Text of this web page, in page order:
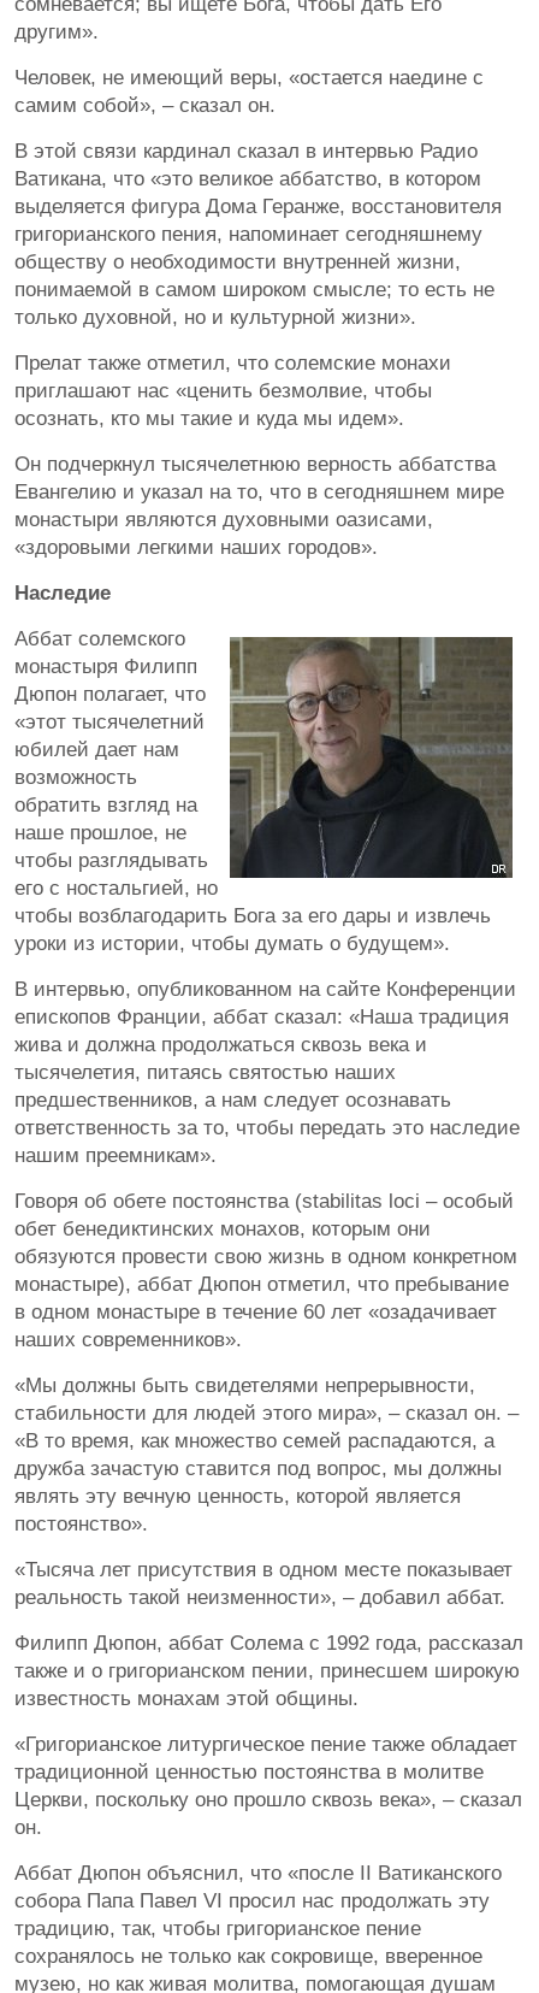
другим».
Человек, не имеющий веры, «остается наедине с
самим собой», – сказал он.
В этой связи кардинал сказал в интервью Радио
Ватикана, что «это великое аббатство, в котором
выделяется фигура Дома Геранже, восстановителя
григорианского пения, напоминает сегодняшнему
обществу о необходимости внутренней жизни,
понимаемой в самом широком смысле; то есть не
только духовной, но и культурной жизни».
Прелат также отметил, что солемские монахи
приглашают нас «ценить безмолвие, чтобы
осознать, кто мы такие и куда мы идем».
Он подчеркнул тысячелетнюю верность аббатства
Евангелию и указал на то, что в сегодняшнем мире
монастыри являются духовными оазисами,
«здоровыми легкими наших городов».
Наследие
Аббат солемского
монастыря Филипп
Дюпон полагает, что
«этот тысячелетний
юбилей дает нам
возможность
обратить взгляд на
наше прошлое, не
чтобы разглядывать
его с ностальгией, но
чтобы возблагодарить Бога за его дары и извлечь
уроки из истории, чтобы думать о будущем».
В интервью, опубликованном на сайте Конференции
епископов Франции, аббат сказал: «Наша традиция
жива и должна продолжаться сквозь века и
тысячелетия, питаясь святостью наших
предшественников, а нам следует осознавать
ответственность за то, чтобы передать это наследие
нашим преемникам».
Говоря об обете постоянства (stabilitas loci – особый
обет бенедиктинских монахов, которым они
обязуются провести свою жизнь в одном конкретном
монастыре), аббат Дюпон отметил, что пребывание
в одном монастыре в течение 60 лет «озадачивает
наших современников».
«Мы должны быть свидетелями непрерывности,
стабильности для людей этого мира», – сказал он. –
«В то время, как множество семей распадаются, а
дружба зачастую ставится под вопрос, мы должны
являть эту вечную ценность, которой является
постоянство».
«Тысяча лет присутствия в одном месте показывает
реальность такой неизменности», – добавил аббат.
Филипп Дюпон, аббат Солема с 1992 года, рассказал
также и о григорианском пении, принесшем широкую
известность монахам этой общины.
«Григорианское литургическое пение также обладает
традиционной ценностью постоянства в молитве
Церкви, поскольку оно прошло сквозь века», – сказал
он.
Аббат Дюпон объяснил, что «после II Ватиканского
собора Папа Павел VI просил нас продолжать эту
традицию, так, чтобы григорианское пение
сохранялось не только как сокровище, вверенное
музею, но как живая молитва, помогающая душам